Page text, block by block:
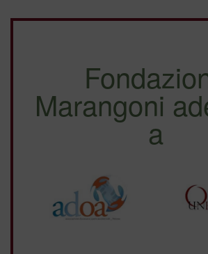
Marangoni
a